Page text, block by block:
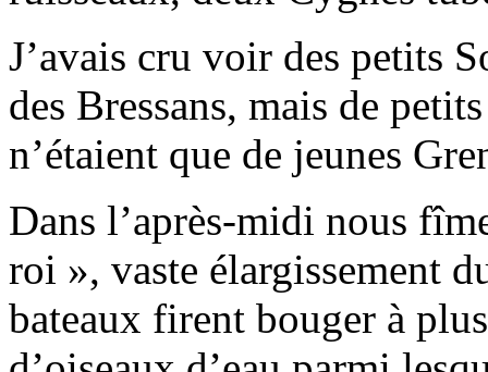
J’avais cru voir des petits
des Bressans, mais de
n’étaient que de jeunes
Dans l’après-midi nous
roi », vaste élargissement
bateaux firent bouger à